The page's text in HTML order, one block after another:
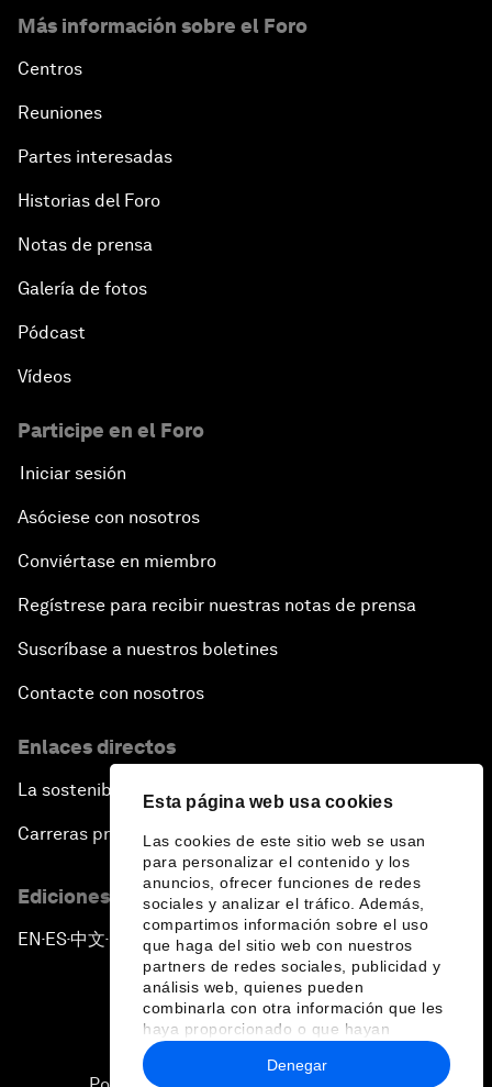
Esta página web usa cookies
Las cookies de este sitio web se usan
para personalizar el contenido y los
anuncios, ofrecer funciones de redes
sociales y analizar el tráfico. Además,
compartimos información sobre el uso
que haga del sitio web con nuestros
partners de redes sociales, publicidad y
análisis web, quienes pueden
combinarla con otra información que les
haya proporcionado o que hayan
recopilado a partir del uso que haya
hecho de sus servicios.
Denegar
Más información sobre el Foro
Centros
Reuniones
Partes interesadas
Historias del Foro
Notas de prensa
Galería de fotos
Pódcast
Vídeos
Participe en el Foro
Iniciar sesión
Asóciese con nosotros
Conviértase en miembro
Regístrese para recibir nuestras notas de prensa
Suscríbase a nuestros boletines
Contacte con nosotros
Enlaces directos
La sostenibilidad en el Foro
Carreras profesionales
Ediciones en otros idiomas
EN ▪ ES▪中文▪ 日本語